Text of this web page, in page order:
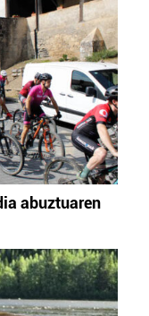
abuztuaren